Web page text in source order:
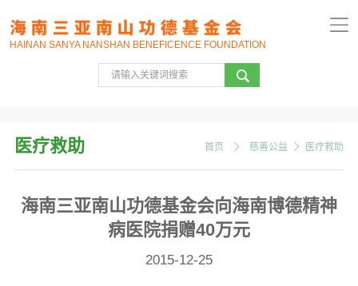
HAINAN SANYA NANSHAN BENEFICENCE FOUNDATION
医疗救助 首页 慈善公益 医疗救助
海南三亚南山功德基金会向海南博德精神
病医院捐赠40万元
2015-12-25